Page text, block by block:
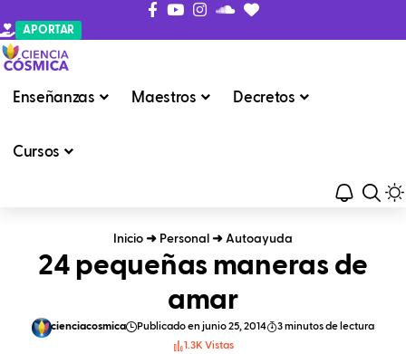
APORTAR
Enseñanzas Maestros Decretos
Cursos
Inicio ➜ Personal ➜ Autoayuda
24 pequeñas maneras de
amar
cienciacosmica Publicado en junio 25, 2014
3 minutos de lectura
1.3K Vistas